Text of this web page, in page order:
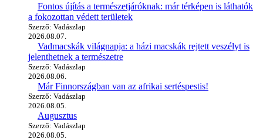
Fontos újítás a természetjáróknak: már térképen is láthatók
a fokozottan védett területek
Szerző: Vadászlap
2026.08.07.
Vadmacskák világnapja: a házi macskák rejtett veszélyt is
jelenthetnek a természetre
Szerző: Vadászlap
2026.08.06.
Már Finnországban van az afrikai sertéspestis!
Szerző: Vadászlap
2026.08.05.
Augusztus
Szerző: Vadászlap
2026.08.05.